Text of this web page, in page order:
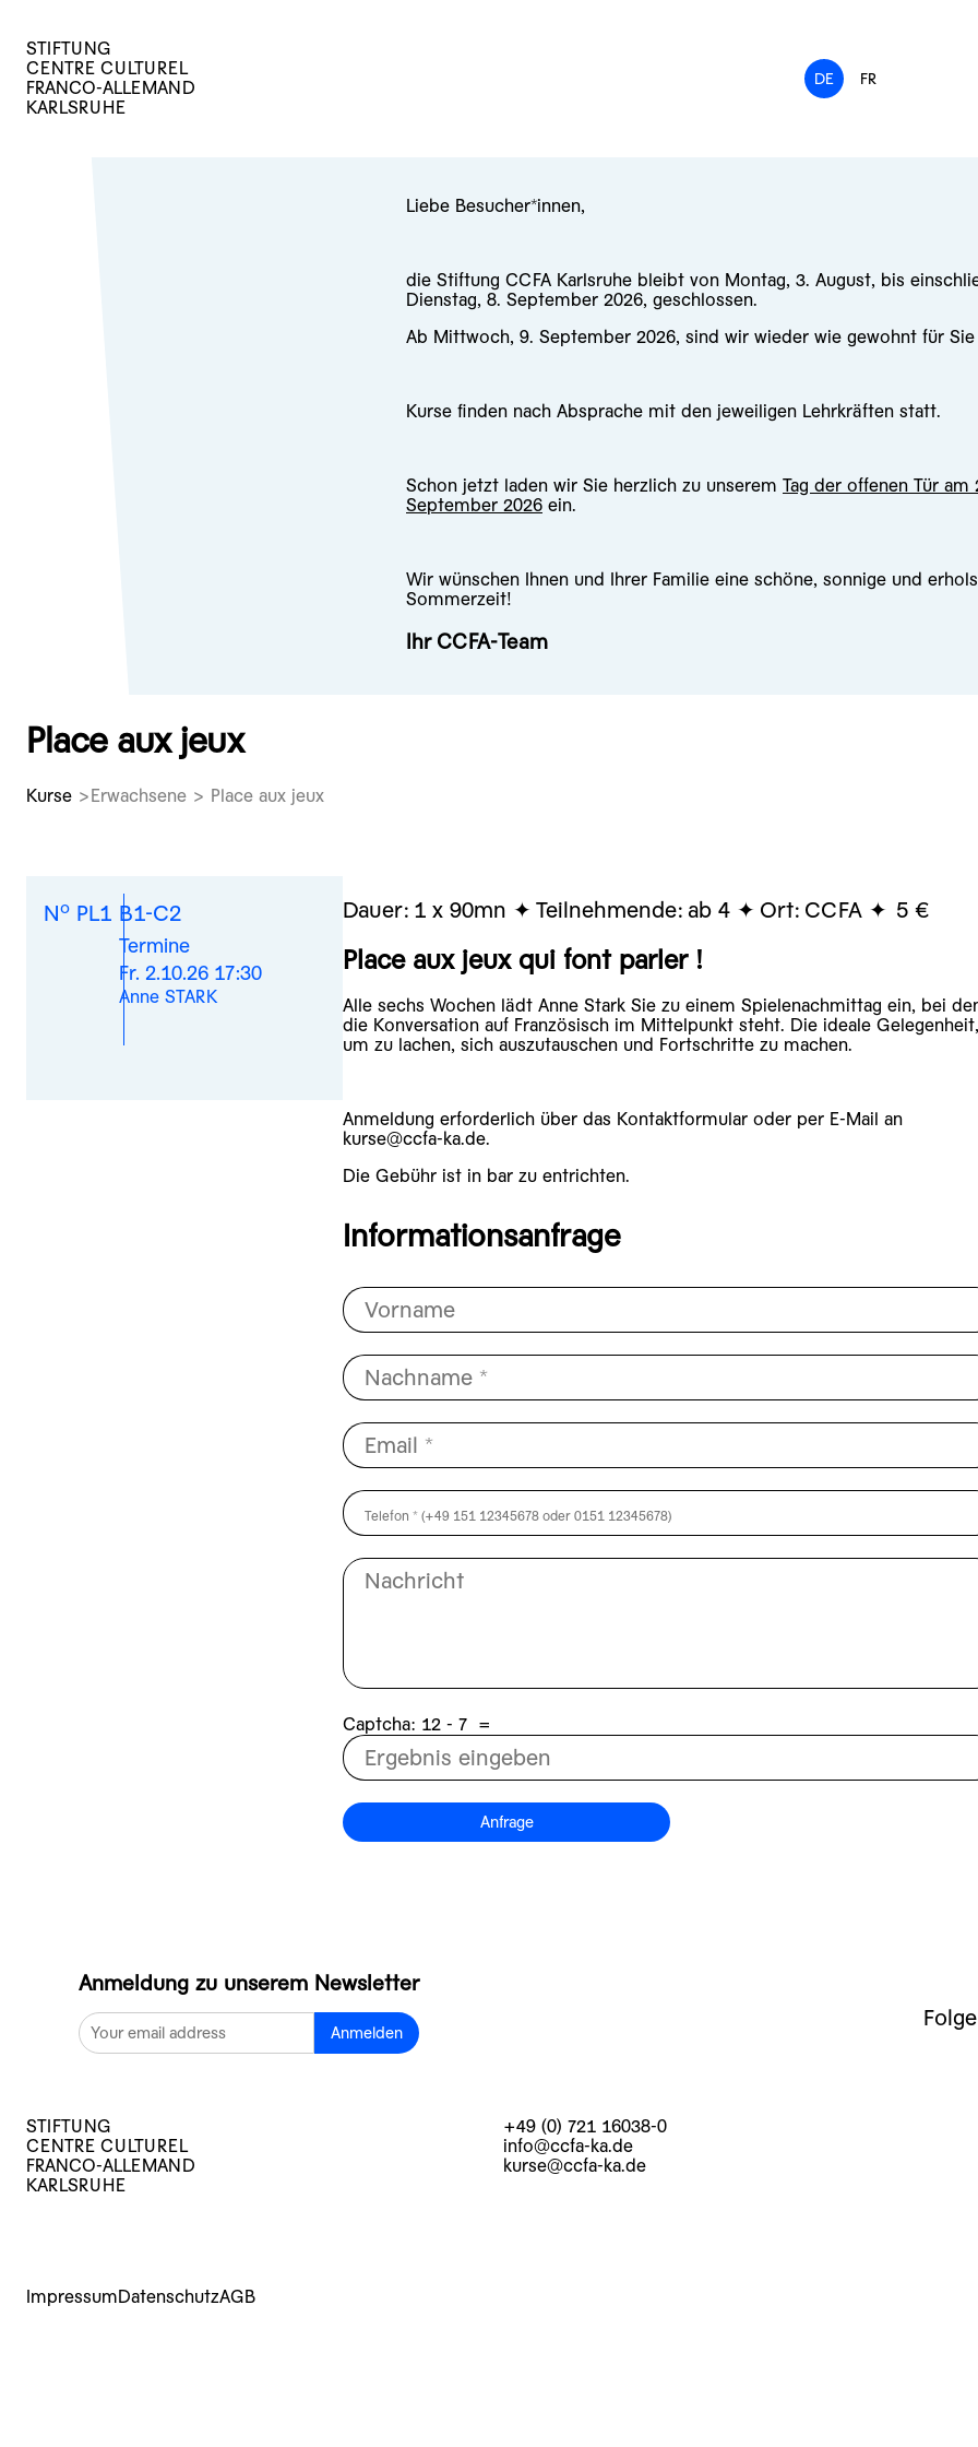
STIFTUNG
CENTRE CULTUREL
FRANCO-ALLEMAND
KARLSRUHE
DE FR
Liebe Besucher*innen,
die Stiftung CCFA Karlsruhe bleibt von Montag, 3. August, bis
Dienstag, 8. September 2026, geschlossen.
Ab Mittwoch, 9. September 2026, sind wir wieder wie gewohnt für Sie
Kurse finden nach Absprache mit den jeweiligen Lehrkräften statt.
Schon jetzt laden wir Sie herzlich zu unserem Tag der offenen Tür am
September 2026ein.
Wir wünschen Ihnen und Ihrer Familie eine schöne, sonnige und
Sommerzeit!
Ihr CCFA-Team
Place aux jeux
Kurse Erwachsene > Place aux jeux
No PL1 B1-C2
Termine
Fr. 2.10.26 17:30
Anne STARK
Dauer: 1 x 90mn Teilnehmende: ab 4 Ort: CCFA 5 €
Place aux jeux qui font parler !
Alle sechs Wochen lädt Anne Stark Sie zu einem Spielenachmittag ein, bei
die Konversation auf Französisch im Mittelpunkt steht. Die ideale Gelegenheit,
um zu lachen, sich auszutauschen und Fortschritte zu machen.
Anmeldung erforderlich über das Kontaktformular oder per E-Mail an
kurse@ccfa-ka.de.
Die Gebühr ist in bar zu entrichten.
Informationsanfrage
Captcha: 7 - 21 =
Anfrage
Anmeldung zu unserem Newsletter
Anmelden
STIFTUNG
CENTRE CULTUREL
FRANCO-ALLEMAND
KARLSRUHE
+49 (0) 721 16038-0
info@ccfa-ka.de
kurse@ccfa-ka.de
ImpressumDatenschutzAGB